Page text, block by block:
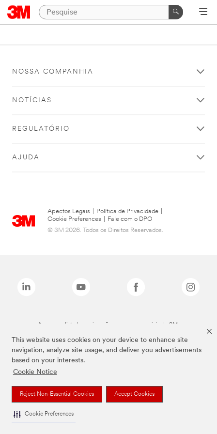
This website uses cookies on your device to enhance site
navigation, analyze site usage, and deliver you advertisements
based on your interests.
Cookie Notice
Reject Non-Essential Cookies Accept Cookies
Cookie Preferences
NOSSA COMPANHIA
NOTÍCIAS
REGULATÓRIO
AJUDA
Apectos Legais Política de Privacidade
Cookie Preferences
Fale com o DPO
© 3M 2026. Todos os Direitos Reservados.
As marcas listadas a cima são marcas comerciais da 3M.